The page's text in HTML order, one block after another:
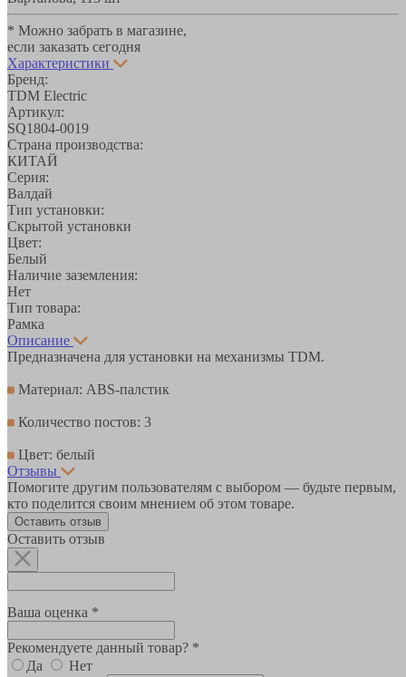
* Можно забрать в магазине,
если заказать сегодня
Характеристики
Бренд:
TDM Electric
Артикул:
SQ1804-0019
Страна производства:
КИТАЙ
Серия:
Валдай
Тип установки:
Скрытой установки
Цвет:
Белый
Наличие заземления:
Нет
Тип товара:
Рамка
Описание
Предназначена для установки на механизмы TDM.
Материал: ABS-палстик
Количество постов: 3
Цвет: белый
Отзывы
Помогите другим пользователям с выбором — будьте первым,
кто поделится своим мнением об этом товаре.
Оставить отзыв
Оставить отзыв
Ваша оценка *
Рекомендуете данный товар? *
Да
Нет